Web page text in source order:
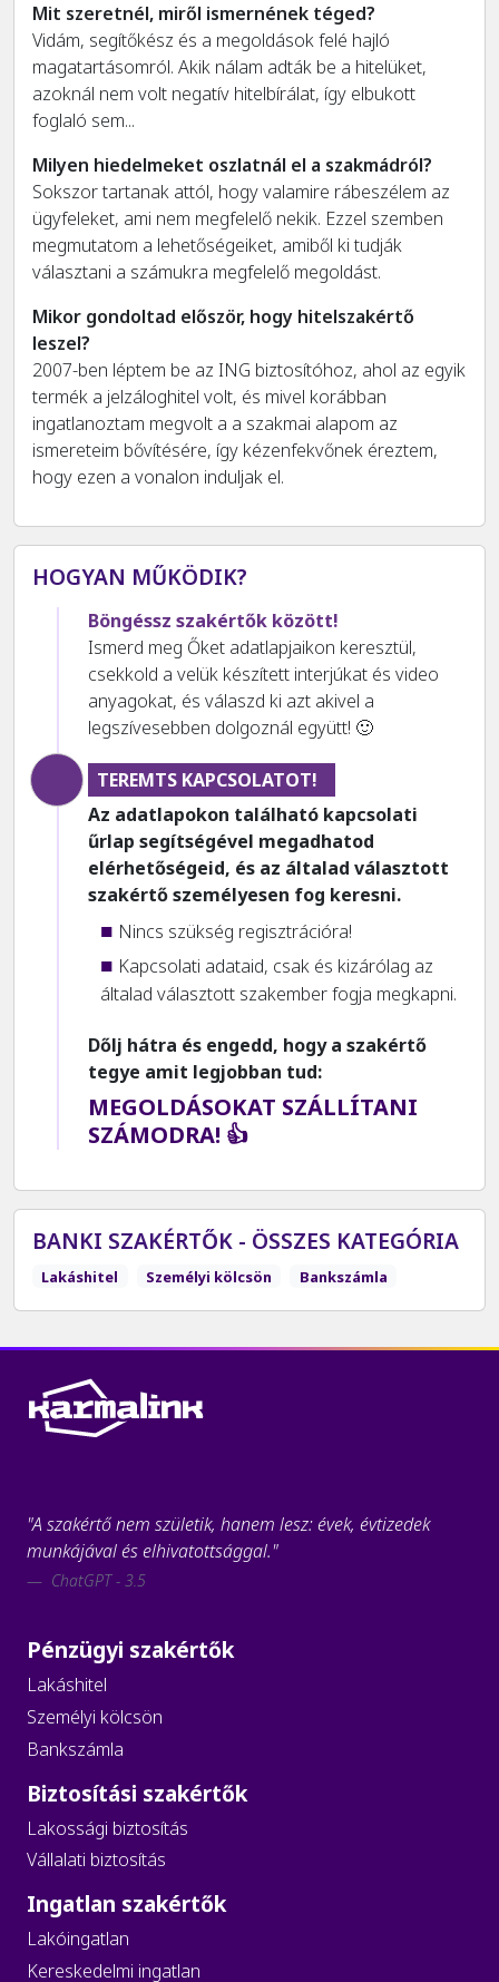
Mit szeretnél, miről ismernének téged?
Vidám, segítőkész és a megoldások felé hajló
magatartásomról. Akik nálam adták be a hitelüket,
azoknál nem volt negatív hitelbírálat, így elbukott
foglaló sem...
Milyen hiedelmeket oszlatnál el a szakmádról?
Sokszor tartanak attól, hogy valamire rábeszélem az
ügyfeleket, ami nem megfelelő nekik. Ezzel szemben
megmutatom a lehetőségeiket, amiből ki tudják
választani a számukra megfelelő megoldást.
Mikor gondoltad először, hogy hitelszakértő
leszel?
2007-ben léptem be az ING biztosítóhoz, ahol az egyik
termék a jelzáloghitel volt, és mivel korábban
ingatlanoztam megvolt a a szakmai alapom az
ismereteim bővítésére, így kézenfekvőnek éreztem,
hogy ezen a vonalon induljak el.
HOGYAN MŰKÖDIK?
Böngéssz szakértők között!
Ismerd meg Őket adatlapjaikon keresztül,
csekkold a velük készített interjúkat és video
anyagokat, és válaszd ki azt akivel a
legszívesebben dolgoznál együtt! 🙂
TEREMTS KAPCSOLATOT!
Az adatlapokon található kapcsolati
űrlap segítségével megadhatod
elérhetőségeid, és az általad választott
szakértő személyesen fog keresni.
Nincs szükség regisztrációra!
Kapcsolati adataid, csak és kizárólag az
általad választott szakember fogja megkapni.
Dőlj hátra és engedd, hogy a szakértő
tegye amit legjobban tud:
MEGOLDÁSOKAT SZÁLLÍTANI
SZÁMODRA! 👍
BANKI SZAKÉRTŐK - ÖSSZES KATEGÓRIA
Lakáshitel Személyi kölcsön Bankszámla
"A szakértő nem születik, hanem lesz: évek, évtizedek
munkájával és elhivatottsággal."
ChatGPT - 3.5
Pénzügyi szakértők
Lakáshitel
Személyi kölcsön
Bankszámla
Biztosítási szakértők
Lakossági biztosítás
Vállalati biztosítás
Ingatlan szakértők
Lakóingatlan
Kereskedelmi ingatlan